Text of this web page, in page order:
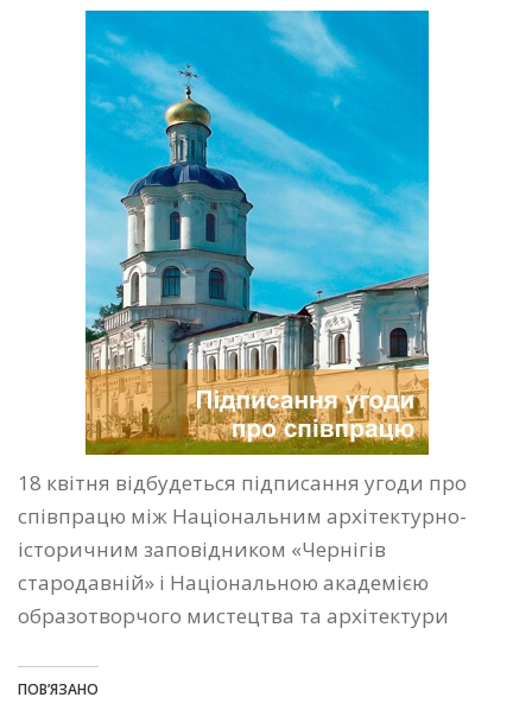
18 квітня відбудеться підписання угоди про
співпрацю між Національним архітектурно-
історичним заповідником «Чернігів
стародавній» і Національною академією
образотворчого мистецтва та архітектури
ПОВ’ЯЗАНО